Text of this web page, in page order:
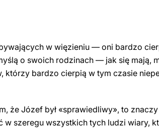
w więzieniu — oni bardzo
o swoich rodzinach — jak się mają,
którzy bardzo cierpią w tym czasie
że Józef był «sprawiedliwy», to
w szeregu wszystkich tych ludzi wiary,